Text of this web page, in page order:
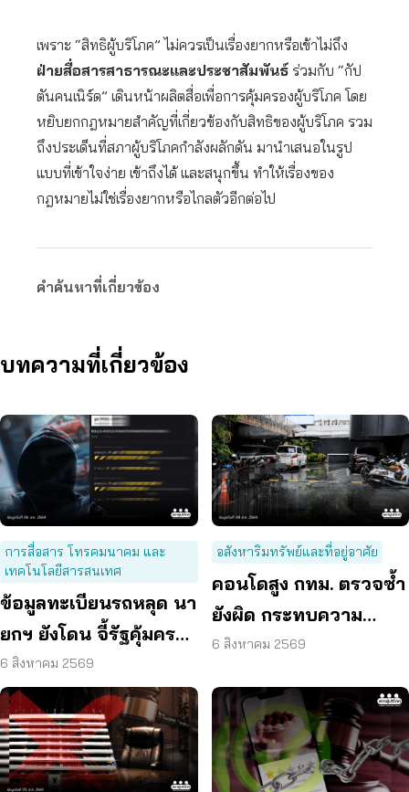
เพราะ “สิทธิผู้บริโภค” ไม่ควรเป็นเรื่องยากหรือเข้าไม่ถึง
ฝ่ายสื่อสารสาธารณะและประชาสัมพันธ์ ร่วมกับ “กัป
ตันคนเนิร์ด” เดินหน้าผลิตสื่อเพื่อการคุ้มครองผู้บริโภค โดย
หยิบยกกฎหมายสำคัญที่เกี่ยวข้องกับสิทธิของผู้บริโภค รวม
ถึงประเด็นที่สภาผู้บริโภคกำลังผลักดัน มานำเสนอในรูป
แบบที่เข้าใจง่าย เข้าถึงได้ และสนุกขึ้น ทำให้เรื่องของ
กฎหมายไม่ใช่เรื่องยากหรือไกลตัวอีกต่อไป
คำค้นหาที่เกี่ยวข้อง
บทความที่เกี่ยวข้อง
การสื่อสาร โทรคมนาคม และ
เทคโนโลยีสารสนเทศ
ข้อมูลทะเบียนรถหลุด นา
ยกฯ ยังโดน จี้รัฐคุ้มครอง
ข้อมูลส่วนบุคคล
6 สิงหาคม 2569
อสังหาริมทรัพย์และที่อยู่อาศัย
คอนโดสูง กทม. ตรวจซ้ำ
ยังผิด กระทบความ
ปลอดภัย
6 สิงหาคม 2569